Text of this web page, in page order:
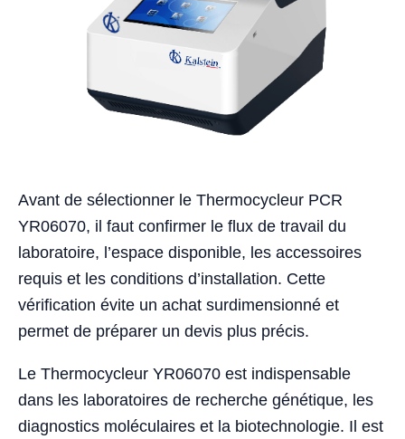
Avant de sélectionner le Thermocycleur PCR
YR06070, il faut confirmer le flux de travail du
laboratoire, l’espace disponible, les accessoires
requis et les conditions d’installation. Cette
vérification évite un achat surdimensionné et
permet de préparer un devis plus précis.
Le Thermocycleur YR06070 est indispensable
dans les laboratoires de recherche génétique, les
diagnostics moléculaires et la biotechnologie. Il est